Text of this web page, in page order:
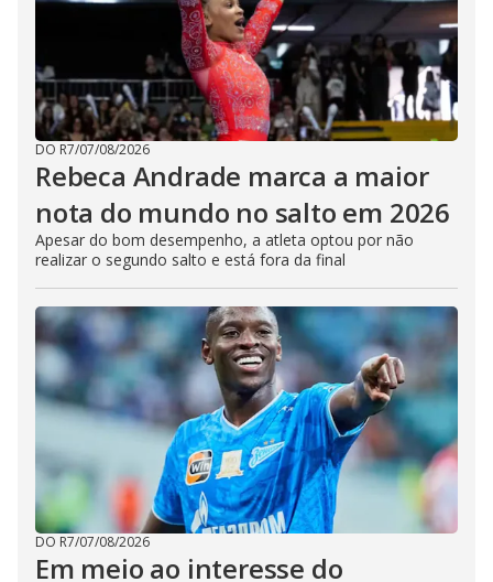
DO R7/07/08/2026
Rebeca Andrade marca a maior
nota do mundo no salto em 2026
Apesar do bom desempenho, a atleta optou por não
realizar o segundo salto e está fora da final
DO R7/07/08/2026
Em meio ao interesse do